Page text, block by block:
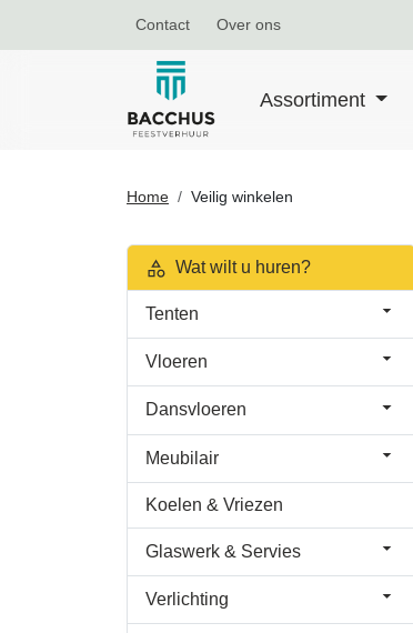
Contact Over ons
Assortiment
Home Veilig winkelen
Wat wilt u huren?
Tenten
Vloeren
Dansvloeren
Meubilair
Koelen & Vriezen
Glaswerk & Servies
Verlichting